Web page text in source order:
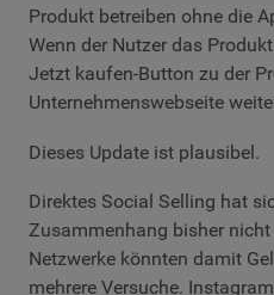
Produkt betreiben ohne die
Wenn der Nutzer das
Jetzt kaufen-Button zu der
Unternehmenswebseite
Dieses Update ist plausibel.
Direktes Social Selling hat
Zusammenhang bisher
Netzwerke könnten damit
mehrere Versuche.